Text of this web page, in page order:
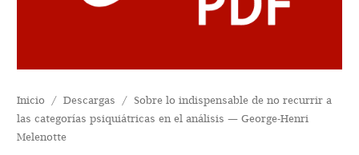
Inicio /Descargas / Sobre lo indispensable de no recurrir a
las categorías psiquiátricas en el análisis — George-Henri
Melenotte